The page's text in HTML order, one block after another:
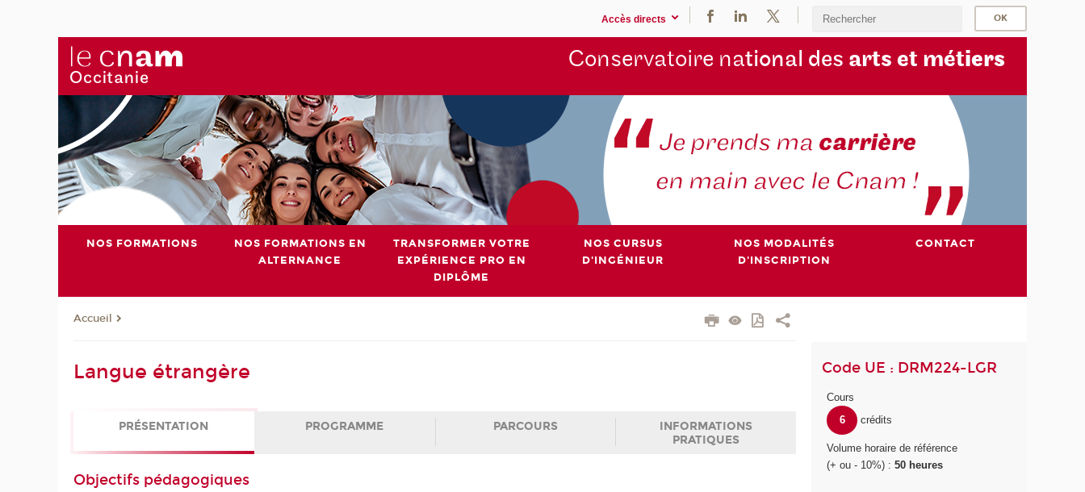
Accès directs
Conservatoire national des arts et métiers
NOS FORMATIONS
NOS FORMATIONS EN
ALTERNANCE
TRANSFORMER VOTRE
EXPÉRIENCE PRO EN
DIPLÔME
NOS CURSUS
D'INGÉNIEUR
NOS MODALITÉS
D'INSCRIPTION
CONTACT
Accueil
Langue étrangère
PRÉSENTATION PROGRAMME PARCOURS
INFORMATIONS
PRATIQUES
Objectifs pédagogiques
Code UE : DRM224-LGR
Cours
6
crédits
Volume horaire de référence
(+ ou - 10%) :50 heures